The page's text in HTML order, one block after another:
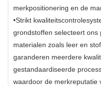
merkpositionering en de
•Strikt
grondstoffen selecteert
materialen zoals leer en
garanderen meerdere
gestandaardiseerde
waardoor de merkreputatie